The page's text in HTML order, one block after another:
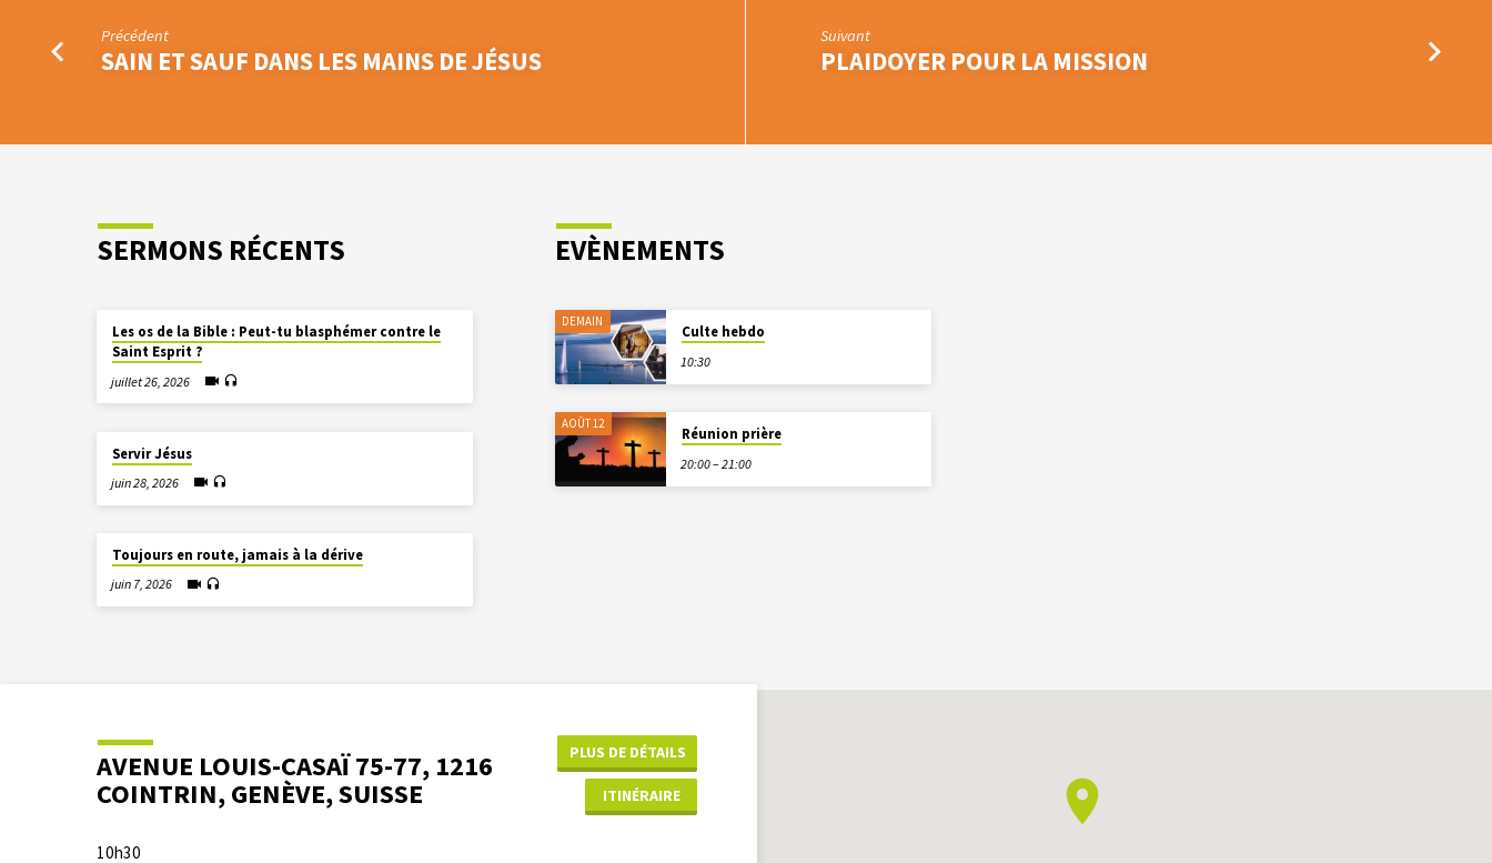
Précédent
SAIN ET SAUF DANS LES MAINS DE JÉSUS
Suivant
PLAIDOYER POUR LA MISSION
SERMONS RÉCENTS
Les os de la Bible : Peut-tu blasphémer contre le
Saint Esprit ?
juillet 26, 2026
Servir Jésus
juin 28, 2026
Toujours en route, jamais à la dérive
juin 7, 2026
EVÈNEMENTS
DEMAIN
Culte hebdo
10:30
AOÛT 12
Réunion prière
20:00 – 21:00
AVENUE LOUIS-CASAÏ 75-77, 1216
COINTRIN, GENÈVE, SUISSE
PLUS DE DÉTAILS
ITINÉRAIRE
10h30